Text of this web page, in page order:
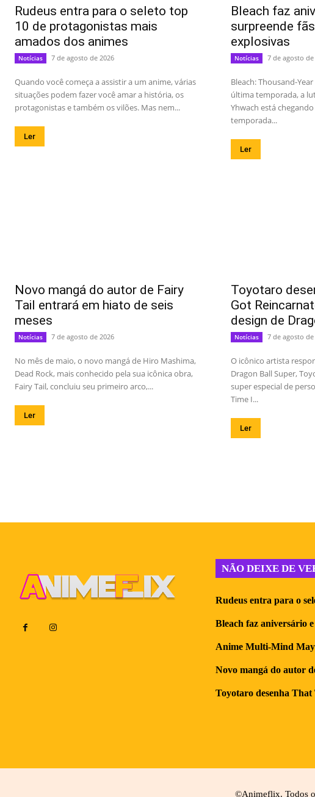
Rudeus entra para o seleto top
10 de protagonistas mais
amados dos animes
Notícias 7 de agosto de 2026
Quando você começa a assistir a um anime, várias
situações podem fazer você amar a história, os
protagonistas e também os vilões. Mas nem...
Ler
Bleach faz
surpreende
explosivas
Notícias 7 de agosto de
Bleach: Thousand-
última temporada, a
Yhwach está
temporada...
Ler
Novo mangá do autor de Fairy
Tail entrará em hiato de seis
meses
Notícias 7 de agosto de 2026
No mês de maio, o novo mangá de Hiro Mashima,
Dead Rock, mais conhecido pela sua icônica obra,
Fairy Tail, concluiu seu primeiro arco,...
Ler
Toyotaro
Got
design de
Notícias 7 de agosto de
O icônico artista
Dragon Ball Super,
super especial de
Time I...
Ler
NÃO DEIXE DE
Rudeus entra para o
Bleach faz aniversário
Anime Multi-Mind
Novo mangá do autor
Toyotaro desenha
©Animeflix. Todos